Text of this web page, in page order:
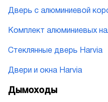
Дверь с алюминиевой
Комплект алюминиевых
Стеклянные дверь Harvia
Двери и окна Harvia
Дымоходы